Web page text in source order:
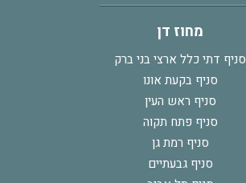
מחוז דן
סניף דתי כלל ארצי בני ברק
סניף בקעת אונו
סניף ראש העין
סניף פתח תקוה
סניף רמת גן
סניף גבעתיים